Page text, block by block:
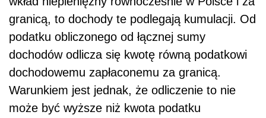
granicą, to dochody te podlegają kumulacji. Od
podatku obliczonego od łącznej sumy
dochodów odlicza się kwotę równą podatkowi
dochodowemu zapłaconemu za granicą.
Warunkiem jest jednak, że odliczenie to nie
może być wyższe niż kwota podatku